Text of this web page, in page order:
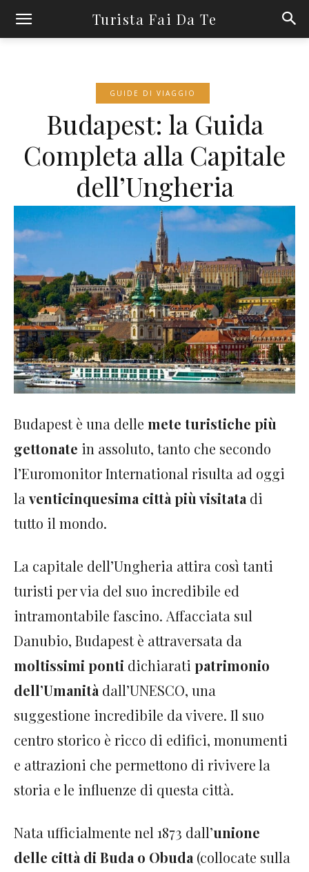
Turista Fai Da Te
GUIDE DI VIAGGIO
Budapest: la Guida
Completa alla Capitale
dell’Ungheria
Budapest è una delle mete turistiche più
gettonate in assoluto, tanto che secondo
l’Euromonitor International risulta ad oggi
la venticinquesima città più visitata di
tutto il mondo.
La capitale dell’Ungheria attira così tanti
turisti per via del suo incredibile ed
intramontabile fascino. Affacciata sul
Danubio, Budapest è attraversata da
moltissimi ponti dichiarati patrimonio
dell’Umanità dall’UNESCO, una
suggestione incredibile da vivere. Il suo
centro storico è ricco di edifici, monumenti
e attrazioni che permettono di rivivere la
storia e le influenze di questa città.
Nata ufficialmente nel 1873 dall’unione
delle città di Buda o Obuda (collocate sulla